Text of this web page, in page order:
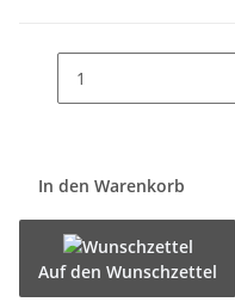
In den Warenkorb
Auf den Wunschzettel